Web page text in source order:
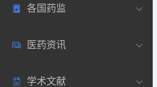
药圈资讯
邮箱登录
药典网站
药研数据库
药品说明书
药物临床
各国药监
中国
美国
医药资讯
医药新闻
学术文献